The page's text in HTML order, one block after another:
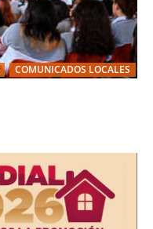
COMUNICADOS LOCALES